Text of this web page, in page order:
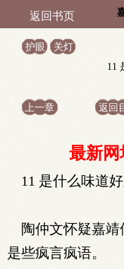
返回书页
护眼 关灯
11
上一章 返回
最新网
11 是什么味道
陶仲文怀疑嘉靖
是些疯言疯语。